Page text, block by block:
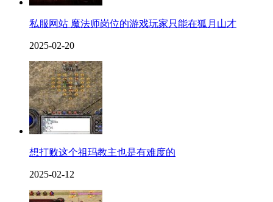
私服网站 魔法师岗位的游戏玩家只能在狐月山才
2025-02-20
想打败这个祖玛教主也是有难度的
2025-02-12